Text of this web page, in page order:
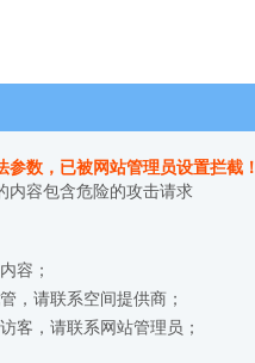
参数，已被网站管理员设置拦截！
内容包含危险的攻击请求
容；
，请联系空间提供商；
客，请联系网站管理员；